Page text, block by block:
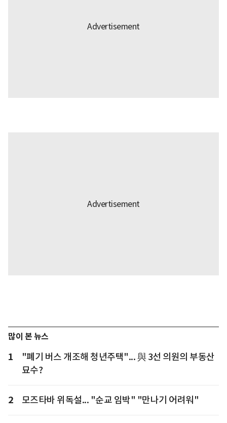
많이 본 뉴스
1
"폐기 버스 개조해 청년주택"... 與 3선 의원의 부동산
묘수?
2 모즈타바 위독설... "순교 임박" "만나기 어려워"